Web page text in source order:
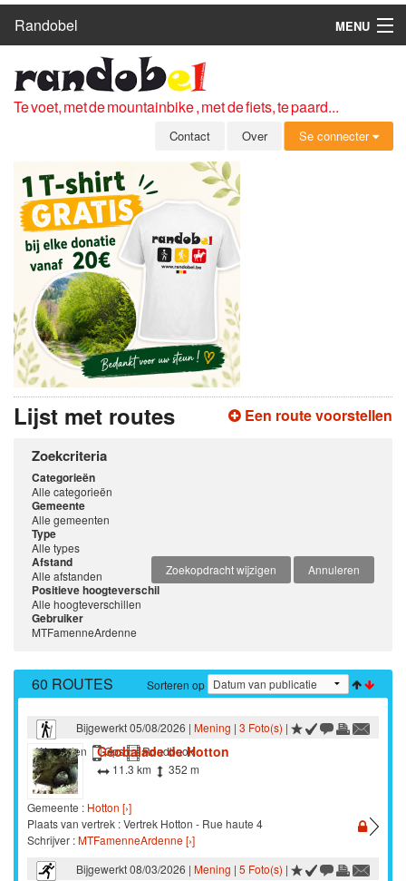
Randobel
MENU
ROUTES
CLUBS
OVER
LEDEN
ZICH AANMELDEN
GRATIS REGISTRATIE
WACHTWOORD VERGETEN
Te voet, met de mountainbike , met de fiets, te paard...
Contact Over Se connecter
Een route voorstellen
Lijst met routes
Zoekcriteria
Categorieën
Alle categorieën
Gemeente
Alle gemeenten
Type
Alle types
Zoekopdracht wijzigen
Annuleren
Afstand
Alle afstanden
Positieve hoogteverschil
Alle hoogteverschillen
Gebruiker
MTFamenneArdenne
Sorteren op
60 ROUTES
Bijgewerkt 05/08/2026 | Mening | 3 Foto(s) |
Wandelen
Gps Roadbook
Géobalade de Hotton
11.3 km 352 m
Gemeente : Hotton [›]
Plaats van vertrek : Vertrek Hotton - Rue haute 4
Schrijver :MTFamenneArdenne [›]
Bijgewerkt 08/03/2026 | Mening | 5 Foto(s) |